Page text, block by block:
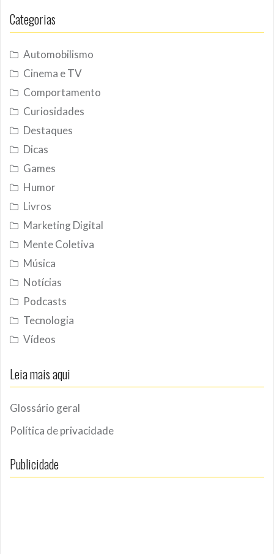
Categorias
Automobilismo
Cinema e TV
Comportamento
Curiosidades
Destaques
Dicas
Games
Humor
Livros
Marketing Digital
Mente Coletiva
Música
Notícias
Podcasts
Tecnologia
Vídeos
Leia mais aqui
Glossário geral
Política de privacidade
Publicidade